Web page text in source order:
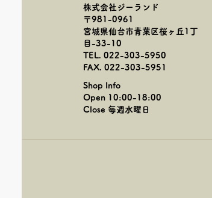
株式会社ジーランド
〒981-0961
宮城県仙台市青葉区桜ヶ丘1丁
目-33-10
TEL. 022-303-5950
FAX. 022-303-5951
Shop Info
Open 10:00-18:00
Close 毎週水曜日